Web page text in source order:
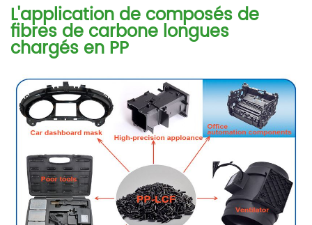
L'application de composés de
fibres de carbone longues
chargés en PP